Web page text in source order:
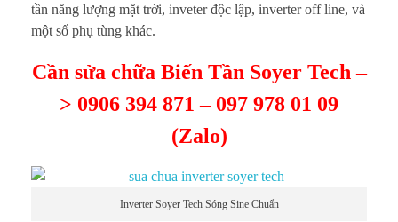
tần năng lượng mặt trời, inveter độc lập, inverter off line, và
một số phụ tùng khác.
Cần sửa chữa Biến Tần Soyer Tech –
> 0906 394 871 – 097 978 01 09
(Zalo)
Inverter Soyer Tech Sóng Sine Chuẩn